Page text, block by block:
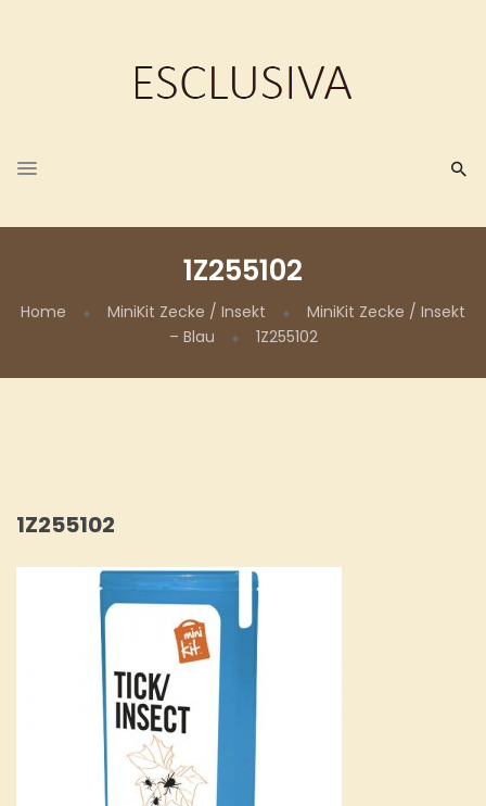
1Z255102
Home MiniKit Zecke / Insekt
MiniKit Zecke / Insekt
– Blau
1Z255102
1Z255102